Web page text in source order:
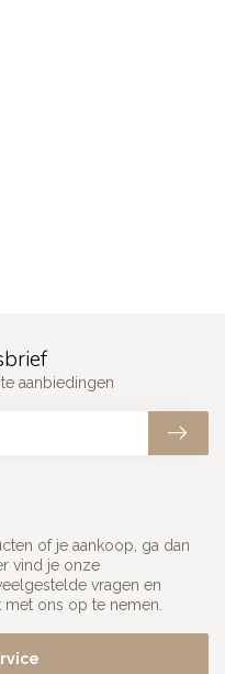
of je aankoop, ga dan
vind je onze
vragen en
ons op te nemen.
aanbiedingen